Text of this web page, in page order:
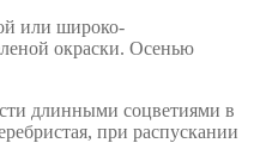
или широко-
окраски. Осенью
длинными соцветиями в
при распускании